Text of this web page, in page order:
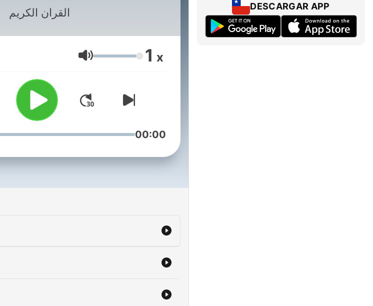
القران الكريم
Volumen 1 x
00:00
DESCARGAR APP